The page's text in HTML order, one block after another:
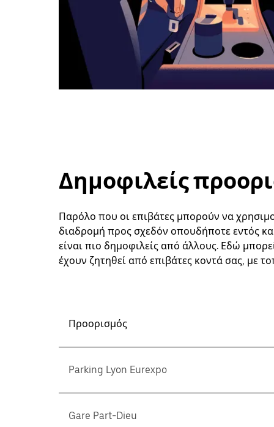
Δημοφιλείς
Παρόλο που οι επιβάτες μπορούν να
διαδρομή προς σχεδόν οπουδήποτε εντός
είναι πιο δημοφιλείς από άλλους. Εδώ
έχουν ζητηθεί από επιβάτες κοντά σας, με
Προορισμός
Parking Lyon Eurexpo
Gare Part-Dieu